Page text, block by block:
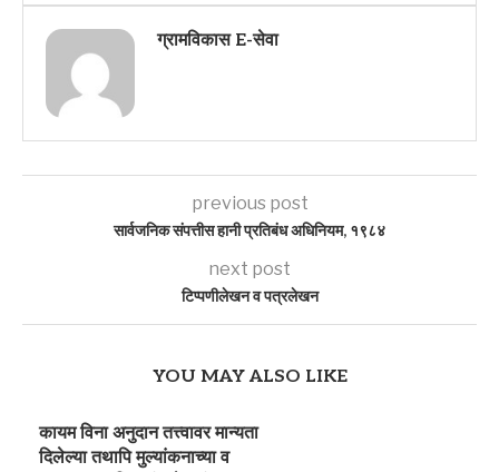
ग्रामविकास E-सेवा
previous post
सार्वजनिक संपत्तीस हानी प्रतिबंध अधिनियम, १९८४
next post
टिप्पणीलेखन व पत्रलेखन
YOU MAY ALSO LIKE
कायम विना अनुदान तत्त्वावर मान्यता
दिलेल्या तथापि मुल्यांकनाच्या व